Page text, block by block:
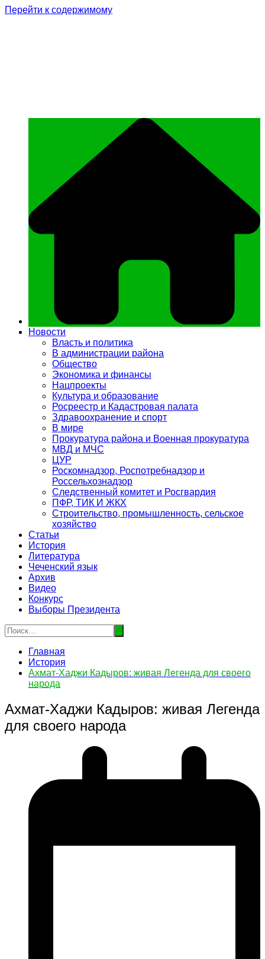
Перейти к содержимому
Новости
Власть и политика
В администрации района
Общество
Экономика и финансы
Нацпроекты
Культура и образование
Росреестр и Кадастровая палата
Здравоохранение и спорт
В мире
Прокуратура района и Военная прокуратура
МВД и МЧС
ЦУР
Роскомнадзор, Роспотребнадзор и
Россельхознадзор
Следственный комитет и Росгвардия
ПФР, ТИК И ЖКХ
Строительство, промышленность, сельское
хозяйство
Статьи
История
Литература
Чеченский язык
Архив
Видео
Конкурс
Выборы Президента
Главная
История
Ахмат-Хаджи Кадыров: живая Легенда для своего
народа
Ахмат-Хаджи Кадыров: живая Легенда
для своего народа